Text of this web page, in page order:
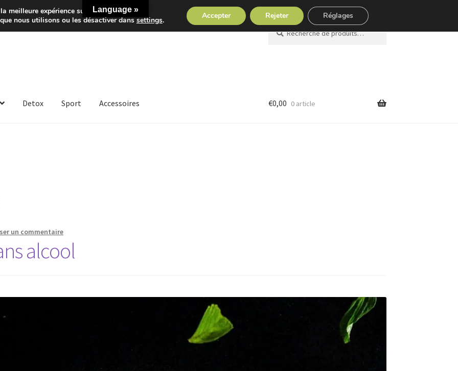
Recherche
pour :
Recherche
Detox Sport Accessoires €0,00 0 article
un commentaire
alcool
Language »
meilleure expérience sur notre site.
nous utilisons ou les désactiver danssettings. Accepter Rejeter Réglages